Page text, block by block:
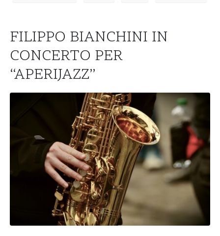
FILIPPO BIANCHINI IN
CONCERTO PER
“APERIJAZZ”